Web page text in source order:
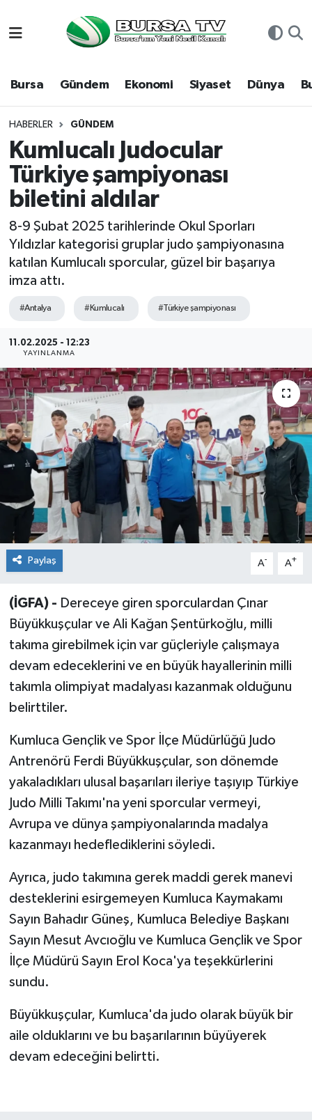
Bursa Gündem Ekonomi Siyaset Dünya
HABERLER GÜNDEM
Kumlucalı Judocular
Türkiye şampiyonası
biletini aldılar
8-9 Şubat 2025 tarihlerinde Okul Sporları
Yıldızlar kategorisi gruplar judo şampiyonasına
katılan Kumlucalı sporcular, güzel bir başarıya
imza attı.
#Antalya #Kumlucalı #Türkiye şampiyonası
11.02.2025 - 12:23
YAYINLANMA
Paylaş A- A+
(İGFA) - Dereceye giren sporculardan Çınar
Büyükkuşçular ve Ali Kağan Şentürkoğlu, milli
takıma girebilmek için var güçleriyle çalışmaya
devam edeceklerini ve en büyük hayallerinin milli
takımla olimpiyat madalyası kazanmak olduğunu
belirttiler.
Kumluca Gençlik ve Spor İlçe Müdürlüğü Judo
Antrenörü Ferdi Büyükkuşçular, son dönemde
yakaladıkları ulusal başarıları ileriye taşıyıp Türkiye
Judo Milli Takımı'na yeni sporcular vermeyi,
Avrupa ve dünya şampiyonalarında madalya
kazanmayı hedeflediklerini söyledi.
Ayrıca, judo takımına gerek maddi gerek manevi
desteklerini esirgemeyen Kumluca Kaymakamı
Sayın Bahadır Güneş, Kumluca Belediye Başkanı
Sayın Mesut Avcıoğlu ve Kumluca Gençlik ve Spor
İlçe Müdürü Sayın Erol Koca'ya teşekkürlerini
sundu.
Büyükkuşçular, Kumluca'da judo olarak büyük bir
aile olduklarını ve bu başarılarının büyüyerek
devam edeceğini belirtti.
Bursa
Dünya
Eğitim
Ekonomi
Genel
Gündem
Sağlık
Siyaset
Spor
Teknoloji
Türkiye
Hava Durumu
Namaz Vakitleri
Trafik Durumu
Süper Lig Puan Durumu ve Fikstür
Tüm Manşetler
Son Dakika Haberleri